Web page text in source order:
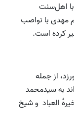
با اهل‌سنت
مهدی با نواصب
کرده است.
از جمله
به سیدمحمد
العباد و شیخ